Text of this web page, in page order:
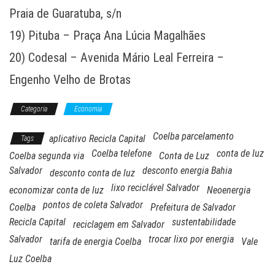
Praia de Guaratuba, s/n
19) Pituba – Praça Ana Lúcia Magalhães
20) Codesal – Avenida Mário Leal Ferreira –
Engenho Velho de Brotas
Categoria Economia
Tags aplicativo Recicla Capital
Coelba parcelamento
Coelba segunda via
Coelba telefone Conta de Luz
conta de luz
Salvador
desconto conta de luz
desconto energia Bahia
economizar conta de luz
lixo reciclável Salvador
Neoenergia
Coelba
pontos de coleta Salvador
Prefeitura de Salvador
Recicla Capital
reciclagem em Salvador
sustentabilidade
Salvador
tarifa de energia Coelba trocar lixo por energia
Vale
Luz Coelba